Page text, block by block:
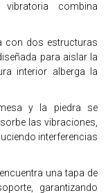
combina
con dos estructuras
para aislar la
interior alberga la
y la piedra se
las vibraciones,
interferencias
una tapa de
garantizando